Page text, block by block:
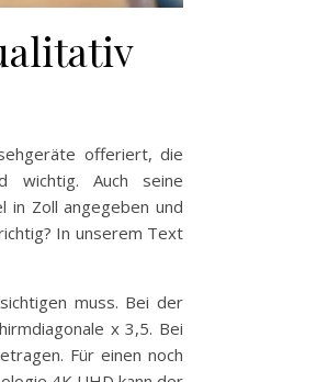
offeriert, die
wichtig. Auch seine
in Zoll angegeben und
In unserem Text
muss. Bei der
x 3,5. Bei
Für einen noch